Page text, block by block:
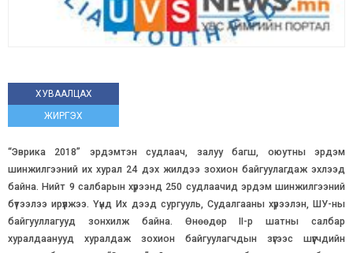
ХУВААЛЦАХ
ЖИРГЭХ
“Эврика 2018” эрдэмтэн судлаач, залуу багш, оюутны эрдэм
шинжилгээний их хурал 24 дэх жилдээ зохион байгуулагдаж эхлээд
байна. Нийт 9 салбарын хүрээнд 250 судлаачид эрдэм шинжилгээний
бүтээлээ ирүүлжээ. Үүнд Их дээд сургууль, Судалгааны хүрээлэн, ШУ-ны
байгууллагууд зонхилж байна. Өнөөдөр II-р шатны салбар
хуралдаанууд хуралдаж зохион байгуулагчдын зүгээс шүүгчдийн